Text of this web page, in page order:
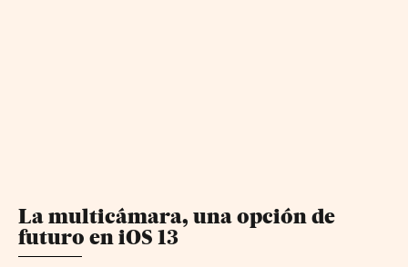
La multicámara, una opción de
futuro en iOS 13